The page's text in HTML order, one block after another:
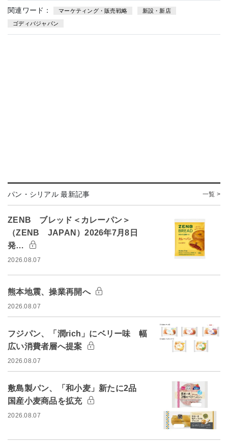
関連ワード： マーケティング・販売戦略 新設・新店
ゴディバジャパン
パン・シリアル 最新記事 一覧 >
ZENB ブレッド＜カレーパン＞
（ZENB JAPAN）2026年7月8日
発…
2026.08.07
熊本地震、操業再開へ
2026.08.07
フジパン、「潤rich」にベリー味 幅
広い消費者層へ提案
2026.08.07
敷島製パン、「和小麦」新たに2品
国産小麦商品を拡充
2026.08.07